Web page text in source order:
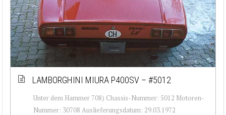
LAMBORGHINI MIURA P400SV – #5012
Unter dem Hammer 708) Chassis-Nummer: 5012 Motoren-
Nummer: 30708 Auslieferungsdatum: 29.03.1972